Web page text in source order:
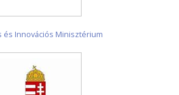
és Innovációs Minisztérium